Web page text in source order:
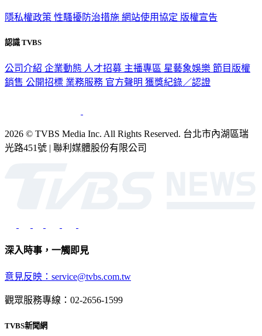
隱私權政策 性騷擾防治措施 網站使用協定 版權宣告
認識 TVBS
公司介紹 企業動態 人才招募 主播專區 星藝象娛樂 節目版權
銷售 公開招標 業務服務 官方聲明 獲獎紀錄／認證
2026 © TVBS Media Inc. All Rights Reserved. 台北市內湖區瑞
光路451號 | 聯利媒體股份有限公司
深入時事，一觸即見
意見反映：service@tvbs.com.tw
觀眾服務專線：02-2656-1599
TVBS新聞網